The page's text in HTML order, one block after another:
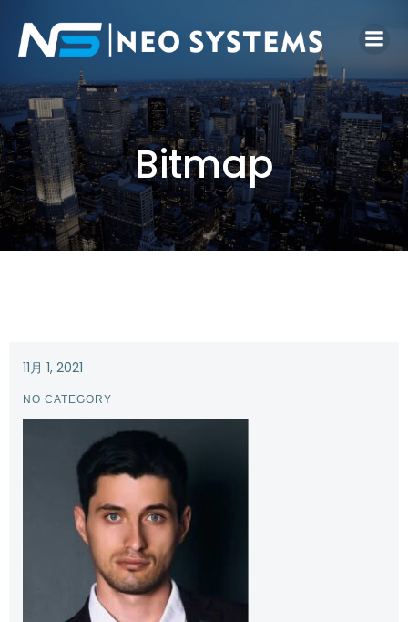
Bitmap
11月 1, 2021
NO CATEGORY